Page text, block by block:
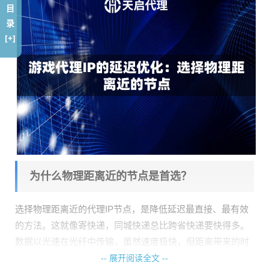
为什么物理距离近的节点是首选？
选择物理距离近的代理IP节点，是降低延迟最直接、最有效
的方法。这就像寄快递，同城快递总比跨省快递要快得多。
数据以光速在光纤中传输，虽然速度极快，但距离带来的时
间差在要求毫秒级响应的游戏中会被无限放大。
-- 展开阅读全文 --
目
录
[+]